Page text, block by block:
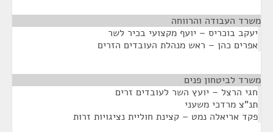
משרד העבודה והרווחה
יעקב בוכריס – יועף מקצועי בכיר לשר
אפרים כהן – ראש מנהלת העובדים הזרים
משרד לביטחון פנים
חגי הרצל – יועץ השר לעובדים זרים
תנ"צ מרדכי משעני
פקד אריאלה נמט – קצינת חוליית נציגויות זרות